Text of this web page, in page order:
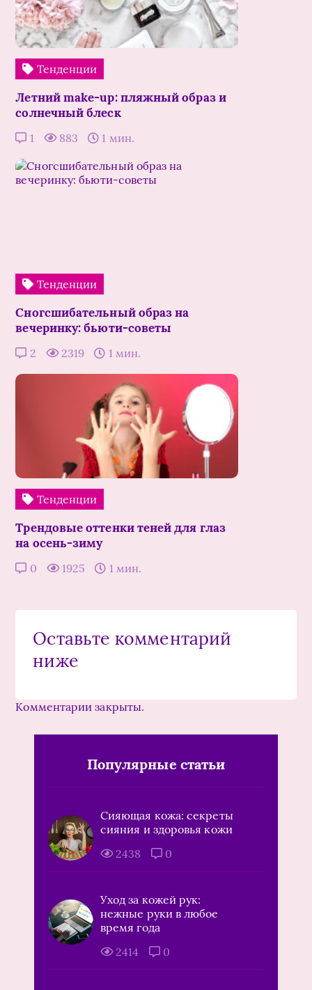
Тенденции
Летний make-up: пляжный образ и
солнечный блеск
1 883 1 мин.
Тенденции
Сногсшибательный образ на
вечеринку: бьюти-советы
2 2319 1 мин.
Тенденции
Трендовые оттенки теней для глаз
на осень-зиму
0 1925 1 мин.
Оставьте комментарий
ниже
Комментарии закрыты.
Популярные статьи
Сияющая кожа: секреты
сияния и здоровья кожи
2438
0
Уход за кожей рук:
нежные руки в любое
время года
2414
0